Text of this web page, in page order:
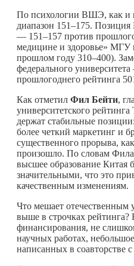
По психологии ВШЭ, как и
диапазон 151–175.
— 151–157 против
медицине и здоровье» МГУ
прошлом году 310–400).
федерального
прошлогоднего рейтинга
Как отметил Фил Бейти,
университетского
держат стабильные
более четкий маркетинг и
существенного прорыва,
произошло. По словам
высшее образование Китая
значительными, что это
качественным изменениям.
Что мешает отечественным
выше в строчках рейтинга?
финансирования, не
научных работах,
написанных в соавторстве